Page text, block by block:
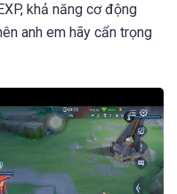
khả năng cơ động
anh em hãy cẩn trọng